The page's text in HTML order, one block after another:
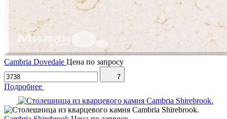
Cambria Dovedale Цена по запросу
7
Подробнее